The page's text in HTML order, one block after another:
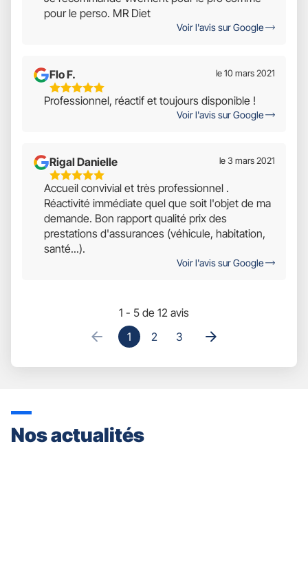
pour le perso. MR Diet
Voir l'avis sur Google
Flo F.
5
Étoiles
le 10 mars 2021
Professionnel, réactif et toujours disponible !
Voir l'avis sur Google
Rigal Danielle
5
Étoiles
Sur
5
le 3 mars 2021
Accueil convivial et très professionnel .
Réactivité immédiate quel que soit l'objet de ma
demande. Bon rapport qualité prix des
prestations d'assurances (véhicule, habitation,
santé...).
Voir l'avis sur Google
1 - 5 de 12 avis
1
2 3
Nos actualités